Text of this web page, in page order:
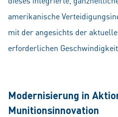
amerikanische
mit der angesichts der
erforderlichen
Modernisierung in
Munitionsinnovation